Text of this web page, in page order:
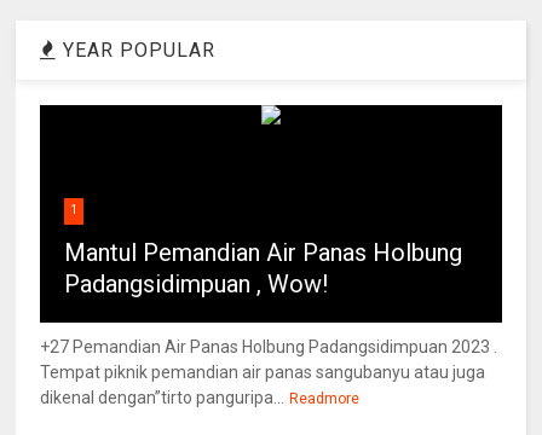
YEAR POPULAR
1
Mantul Pemandian Air Panas Holbung
Padangsidimpuan , Wow!
+27 Pemandian Air Panas Holbung Padangsidimpuan 2023 .
Tempat piknik pemandian air panas sangubanyu atau juga
dikenal dengan”tirto panguripa...
Readmore